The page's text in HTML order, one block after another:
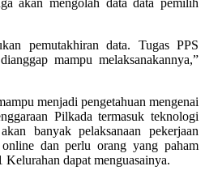
pemutakhiran data. Tugas PPS
mampu melaksanakannya,”
menjadi pengetahuan mengenai
Pilkada termasuk teknologi
banyak pelaksanaan pekerjaan
dan perlu orang yang paham
dapat menguasainya.